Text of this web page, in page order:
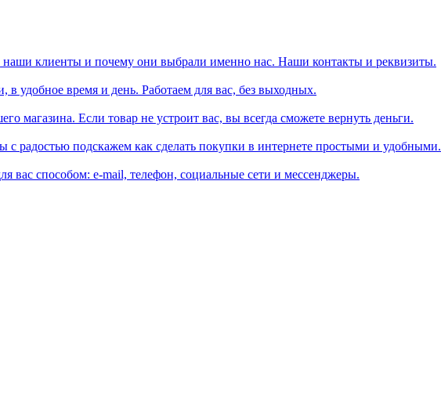
клиенты и почему они выбрали именно нас. Наши контакты и реквизиты.
удобное время и день. Работаем для вас, без выходных.
магазина. Если товар не устроит вас, вы всегда сможете вернуть деньги.
с радостью подскажем как сделать покупки в интернете простыми и удобными.
вас способом: e-mail, телефон, социальные сети и мессенджеры.